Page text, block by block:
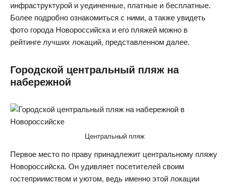
инфраструктурой и уединенные, платные и бесплатные.
Более подробно ознакомиться с ними, а также увидеть
фото города Новороссийска и его пляжей можно в
рейтинге лучших локаций, представленном далее.
Городской центральный пляж на
набережной
Центральный пляж
Первое место по праву принадлежит центральному пляжу
Новороссийска. Он удивляет посетителей своим
гостеприимством и уютом, ведь именно этой локации